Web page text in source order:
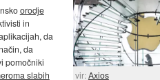
vir:Axios
orodje
in
da
da
pomočniki
slabih